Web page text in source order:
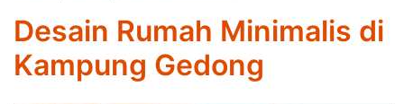
Desain Rumah Minimalis di
Kampung Gedong